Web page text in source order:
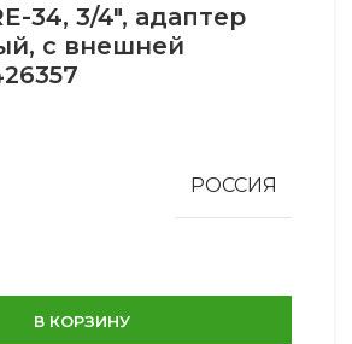
34, 3/4″, адаптер
с внешней
РОССИЯ
В КОРЗИНУ